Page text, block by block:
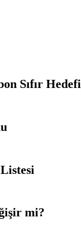
Sıfır Hedefi
mi?